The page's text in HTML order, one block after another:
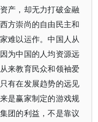
产，却无力打破金融
方崇尚的自由民主和
难以运作。中国人从
为中国的人均资源远
来教育民众和领袖爱
有在发展趋势的远见
是赢家制定的游戏规
团的利益，不是靠议